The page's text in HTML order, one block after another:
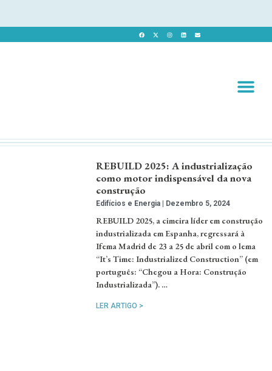
REBUILD 2025: A industrialização
como motor indispensável da nova
construção
Edifícios e Energia Dezembro 5, 2024
REBUILD 2025, a cimeira líder em construção
industrializada em Espanha, regressará à
Ifema Madrid de 23 a 25 de abril com o lema
“It’s Time: Industrialized Construction” (em
português: “Chegou a Hora: Construção
Industrializada”). …
LER ARTIGO >